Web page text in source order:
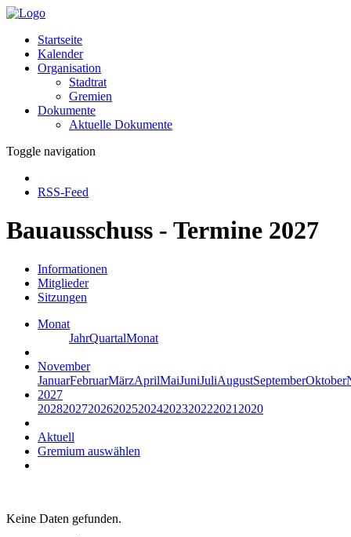
Startseite
Kalender
Organisation
Stadtrat
Gremien
Dokumente
Aktuelle Dokumente
Toggle navigation
RSS-Feed
Bauausschuss - Termine 2027
Informationen
Mitglieder
Sitzungen
Monat
JahrQuartalMonat
November
JanuarFebruarMärzAprilMaiJuniJuliAugustSeptemberOktober
2027
20282027202620252024202320222021 2020
Aktuell
Gremium auswählen
Keine Daten gefunden.